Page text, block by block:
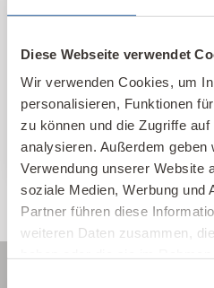
Diese Webseite verwendet
Wir verwenden Cookies, um
personalisieren, Funktionen
zu können und die Zugriffe
analysieren. Außerdem
Verwendung unserer Website
soziale Medien, Werbung und
Partner führen diese
weiteren Daten zusammen,
Kontakte im In- und
und Themen sortiert.
IBN